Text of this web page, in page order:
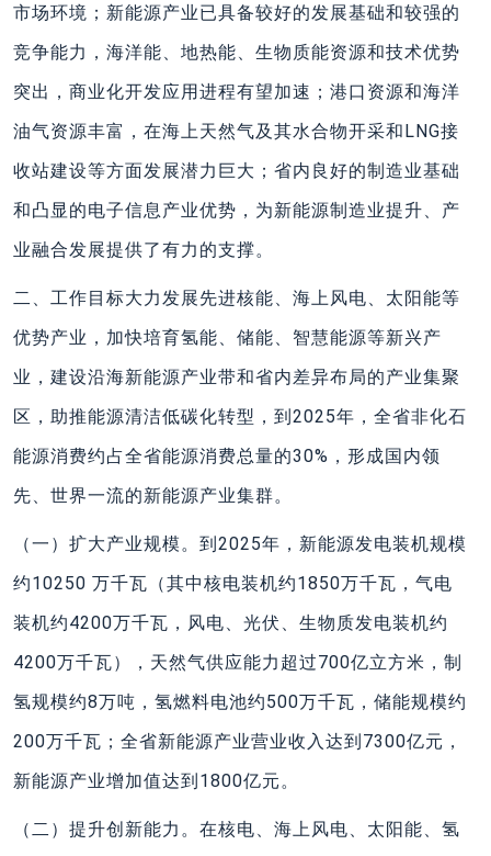
市场环境；新能源产业已具备较好的发展基础和较强的
竞争能力，海洋能、地热能、生物质能资源和技术优势
突出，商业化开发应用进程有望加速；港口资源和海洋
油气资源丰富，在海上天然气及其水合物开采和LNG接
收站建设等方面发展潜力巨大；省内良好的制造业基础
和凸显的电子信息产业优势，为新能源制造业提升、产
业融合发展提供了有力的支撑。
二、工作目标大力发展先进核能、海上风电、太阳能等
优势产业，加快培育氢能、储能、智慧能源等新兴产
业，建设沿海新能源产业带和省内差异布局的产业集聚
区，助推能源清洁低碳化转型，到2025年，全省非化石
能源消费约占全省能源消费总量的30%，形成国内领
先、世界一流的新能源产业集群。
（一）扩大产业规模。到2025年，新能源发电装机规模
约10250 万千瓦（其中核电装机约1850万千瓦，气电
装机约4200万千瓦，风电、光伏、生物质发电装机约
4200万千瓦），天然气供应能力超过700亿立方米，制
氢规模约8万吨，氢燃料电池约500万千瓦，储能规模约
200万千瓦；全省新能源产业营业收入达到7300亿元，
新能源产业增加值达到1800亿元。
（二）提升创新能力。在核电、海上风电、太阳能、氢